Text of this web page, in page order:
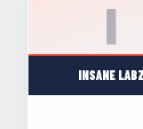
INSANE LABZ